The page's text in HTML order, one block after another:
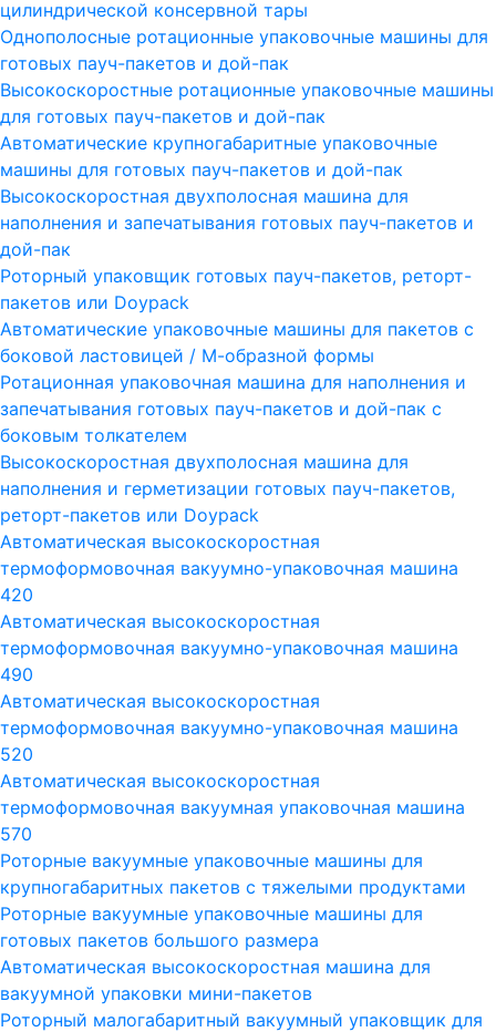
цилиндрической консервной тары
Однополосные ротационные упаковочные машины для
готовых пауч-пакетов и дой-пак
Высокоскоростные ротационные упаковочные машины
для готовых пауч-пакетов и дой-пак
Автоматические крупногабаритные упаковочные
машины для готовых пауч-пакетов и дой-пак
Высокоскоростная двухполосная машина для
наполнения и запечатывания готовых пауч-пакетов и
дой-пак
Роторный упаковщик готовых пауч-пакетов, реторт-
пакетов или Doypack
Автоматические упаковочные машины для пакетов с
боковой ластовицей / М-образной формы
Ротационная упаковочная машина для наполнения и
запечатывания готовых пауч-пакетов и дой-пак с
боковым толкателем
Высокоскоростная двухполосная машина для
наполнения и герметизации готовых пауч-пакетов,
реторт-пакетов или Doypack
Автоматическая высокоскоростная
термоформовочная вакуумно-упаковочная машина
420
Автоматическая высокоскоростная
термоформовочная вакуумно-упаковочная машина
490
Автоматическая высокоскоростная
термоформовочная вакуумно-упаковочная машина
520
Автоматическая высокоскоростная
термоформовочная вакуумная упаковочная машина
570
Роторные вакуумные упаковочные машины для
крупногабаритных пакетов с тяжелыми продуктами
Роторные вакуумные упаковочные машины для
готовых пакетов большого размера
Автоматическая высокоскоростная машина для
вакуумной упаковки мини-пакетов
Роторный малогабаритный вакуумный упаковщик для